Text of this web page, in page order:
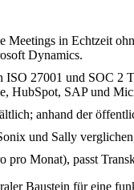
in Echtzeit
Dynamics.
27001 und SOC 2
HubSpot, SAP und
anhand der
und Sally
Monat), passt
Baustein für eine